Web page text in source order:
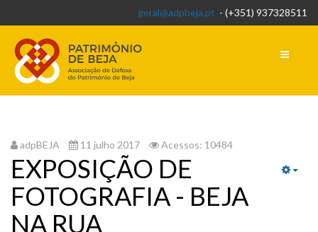
geral@adpbeja.pt - (+351) 937328511
adpBEJA 11 julho 2017 Acessos: 10484
EXPOSIÇÃO DE
FOTOGRAFIA - BEJA
NA RUA